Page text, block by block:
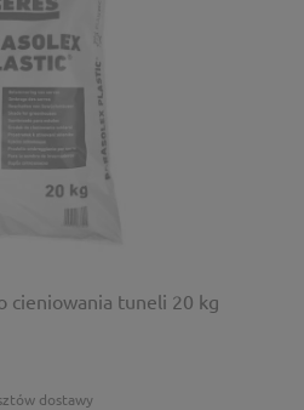
cieniowania tuneli 20 kg
dostawy